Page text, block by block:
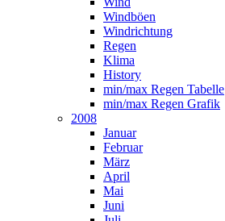
Windböen
Windrichtung
Regen
Klima
History
min/max Regen Tabelle
min/max Regen Grafik
2008
Januar
Februar
März
April
Mai
Juni